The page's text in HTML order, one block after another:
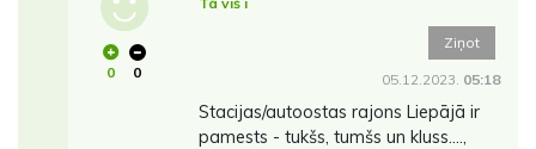
0 0
Ziņot
05.12.2023. 05:18
Stacijas/autoostas rajons Liepājā ir
pamests - tukšs, tumšs un kluss….,